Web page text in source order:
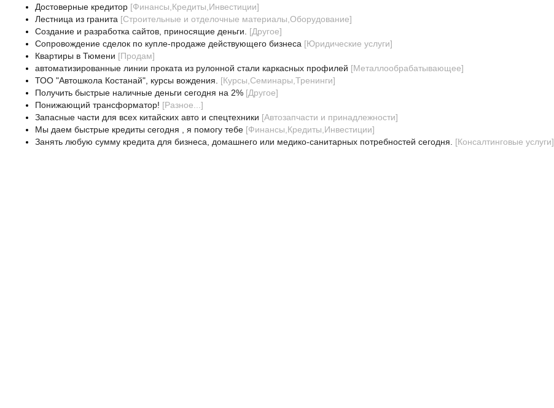
Достоверные кредитор [Финансы,Кредиты,Инвестиции]
Лестница из гранита [Строительные и отделочные материалы,Оборудование]
Создание и разработка сайтов, приносящие деньги.
[Другое]
Сопровождение сделок по купле-продаже действующего бизнеса [Юридические услуги]
Квартиры в Тюмени [Продам]
автоматизированные линии проката из рулонной стали каркасных профилей [Металлообрабатывающее]
ТОО "Автошкола Костанай", курсы вождения.
[Курсы,Семинары,Тренинги]
Получить быстрые наличные деньги сегодня на 2% [Другое]
Понижающий трансформатор! [Разное... ]
Запасные части для всех китайских авто и спецтехники [Автозапчасти и принадлежности]
Мы даем быстрые кредиты сегодня , я помогу тебе [Финансы,Кредиты,Инвестиции]
Занять любую сумму кредита для бизнеса, домашнего или медико-санитарных потребностей сегодня.
[Консалтинговые услуги]